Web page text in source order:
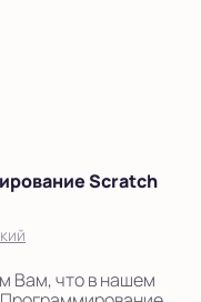
Scratch
Вам, что в нашем